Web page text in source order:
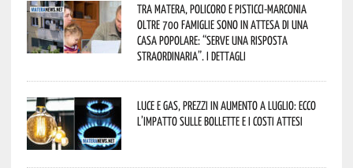
Tra Matera, Policoro e Pisticci-Marconia
oltre 700 famiglie sono in attesa di una
casa popolare: “serve una risposta
straordinaria”. I dettagli
Luce e gas, prezzi in aumento a luglio: ecco
l’impatto sulle bollette e i costi attesi